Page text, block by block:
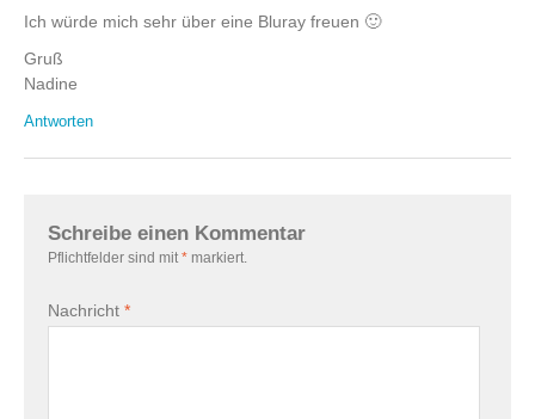
Ich würde mich sehr über eine Bluray freuen 🙂
Gruß
Nadine
Antworten
Schreibe einen Kommentar
Pflichtfelder sind mit * markiert.
Nachricht *